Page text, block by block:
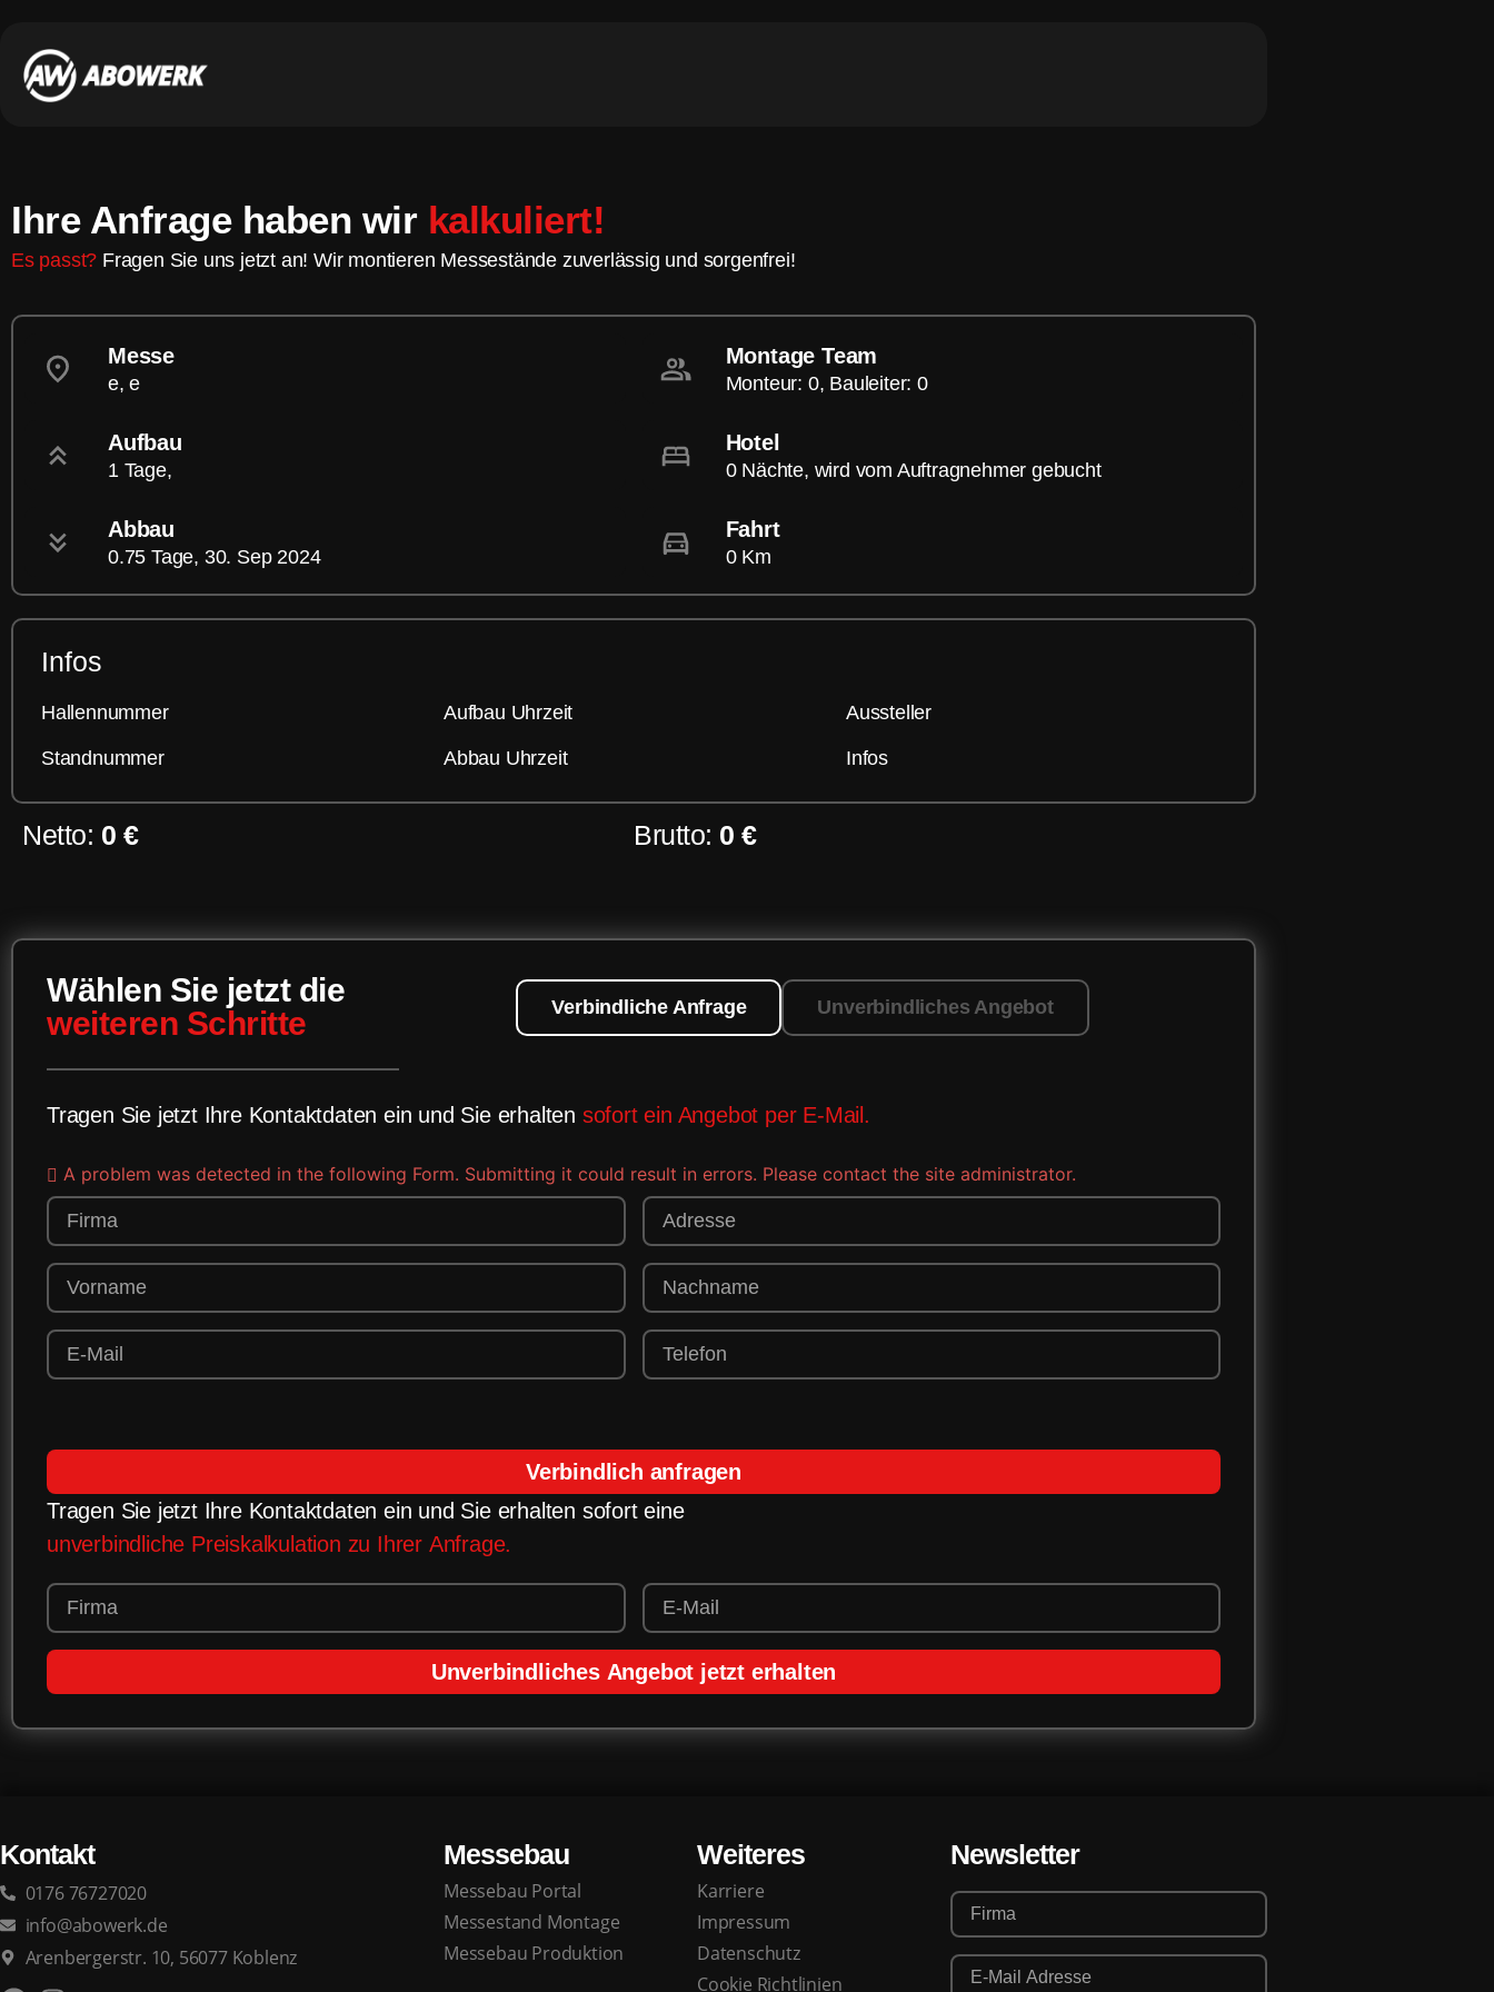
Ihre Anfrage haben wir kalkuliert!
Es passt? Fragen Sie uns jetzt an! Wir montieren Messestände zuverlässig und sorgenfrei!
Messe
e, e
Montage Team
Monteur: 0, Bauleiter: 0
Aufbau
1 Tage,
Hotel
0 Nächte, wird vom Auftragnehmer gebucht
Abbau
0.75 Tage, 30. Sep 2024
Fahrt
0 Km
Infos
Hallennummer
Standnummer
Aufbau Uhrzeit
Abbau Uhrzeit
Aussteller
Infos
Netto: 0 € Brutto: 0 €
Wählen Sie jetzt die
weiteren Schritte
Verbindliche Anfrage Unverbindliches Angebot
Tragen Sie jetzt Ihre Kontaktdaten ein und Sie erhalten sofort ein Angebot per E-Mail.
A problem was detected in the following Form. Submitting it could result in errors. Please contact the site administrator.
Verbindlich anfragen
Tragen Sie jetzt Ihre Kontaktdaten ein und Sie erhalten sofort eine
unverbindliche Preiskalkulation zu Ihrer Anfrage.
Unverbindliches Angebot jetzt erhalten
Kontakt
0176 76727020
info@abowerk.de
Arenbergerstr. 10, 56077 Koblenz
Messebau
Messebau Portal
Messestand Montage
Messebau Produktion
Weiteres
Karriere
Impressum
Datenschutz
Cookie Richtlinien
Newsletter